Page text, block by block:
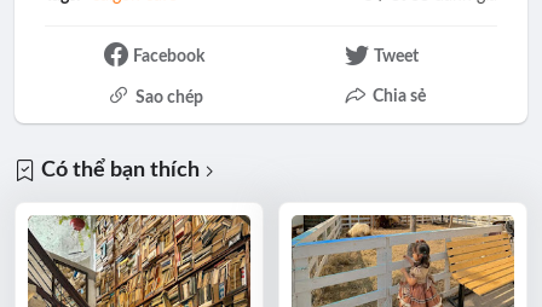
Facebook Tweet
Sao chép Chia sẻ
Có thể bạn thích